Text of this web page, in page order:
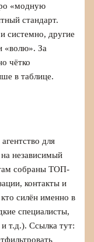
«модную
стандарт.
системно, другие
«волю». За
чётко
в таблице.
для
независимый
собраны ТОП-
контакты и
силён именно в
специалисты,
т.д.). Ссылка тут: